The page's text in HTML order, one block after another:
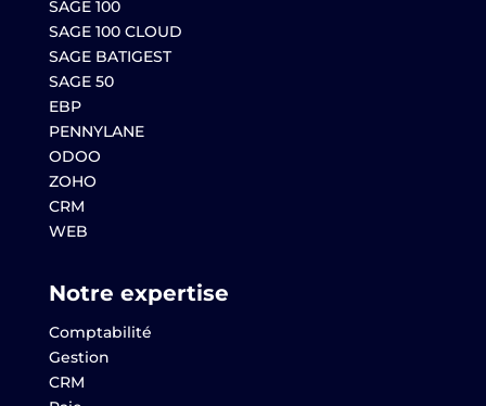
SAGE 100
SAGE 100 CLOUD
SAGE BATIGEST
SAGE 50
EBP
PENNYLANE
ODOO
ZOHO
CRM
WEB
Notre expertise
Comptabilité
Gestion
CRM